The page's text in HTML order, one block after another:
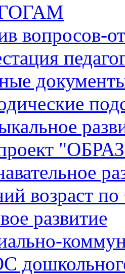
вопросов-
возраст
развитие